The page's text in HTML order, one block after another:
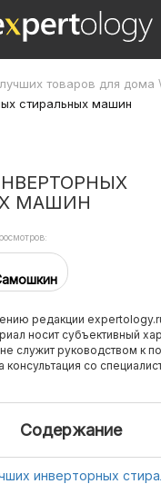
товаров для дома \
стиральных машин
МАШИН
редакции
носит субъективный
служит руководством к
со
Содержание
инверторных